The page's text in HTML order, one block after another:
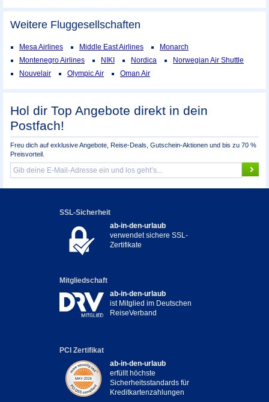
Weitere Fluggesellschaften
Mesa Airlines Middle East Airlines
Monarch
Montenegro Airlines
NIKI Nordica
Norwegian Air Shuttle
Nouvelair
Olympic Air Oman Air
Hol dir Top Angebote direkt in dein
Postfach!
Freu dich auf exklusive Angebote, Reise-Deals, Gutschein-Aktionen und bis zu 70 %
Preisvorteil.
SSL-Sicherheit
ab-in-den-urlaub
verwendet sichere SSL-
Zertifikate
Mitgliedschaft
ab-in-den-urlaub
ist Mitglied im Deutschen
ReiseVerband
PCI Zertifikat
ab-in-den-urlaub
erfüllt höchste
Sicherheitsstandards für
Kreditkartenzahlungen